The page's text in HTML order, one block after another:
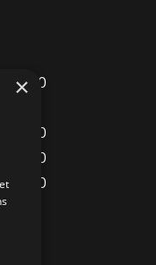
- 18:00
18:00
18:00
18:00
×